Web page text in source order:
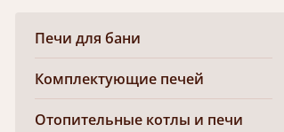
Печи для бани
Комплектующие печей
Отопительные котлы и печи